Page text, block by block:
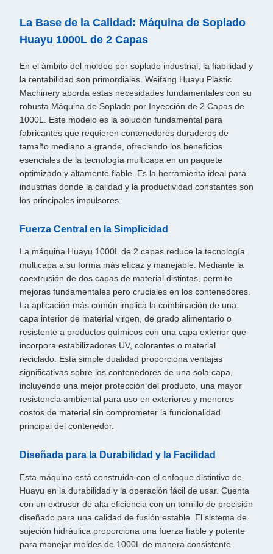
La Base de la Calidad: Máquina de Soplado
Huayu 1000L de 2 Capas
En el ámbito del moldeo por soplado industrial, la fiabilidad y
la rentabilidad son primordiales. Weifang Huayu Plastic
Machinery aborda estas necesidades fundamentales con su
robusta Máquina de Soplado por Inyección de 2 Capas de
1000L. Este modelo es la solución fundamental para
fabricantes que requieren contenedores duraderos de
tamaño mediano a grande, ofreciendo los beneficios
esenciales de la tecnología multicapa en un paquete
optimizado y altamente fiable. Es la herramienta ideal para
industrias donde la calidad y la productividad constantes son
los principales impulsores.
Fuerza Central en la Simplicidad
La máquina Huayu 1000L de 2 capas reduce la tecnología
multicapa a su forma más eficaz y manejable. Mediante la
coextrusión de dos capas de material distintas, permite
mejoras fundamentales pero cruciales en los contenedores.
La aplicación más común implica la combinación de una
capa interior de material virgen, de grado alimentario o
resistente a productos químicos con una capa exterior que
incorpora estabilizadores UV, colorantes o material
reciclado. Esta simple dualidad proporciona ventajas
significativas sobre los contenedores de una sola capa,
incluyendo una mejor protección del producto, una mayor
resistencia ambiental para uso en exteriores y menores
costos de material sin comprometer la funcionalidad
principal del contenedor.
Diseñada para la Durabilidad y la Facilidad
Esta máquina está construida con el enfoque distintivo de
Huayu en la durabilidad y la operación fácil de usar. Cuenta
con un extrusor de alta eficiencia con un tornillo de precisión
diseñado para una calidad de fusión estable. El sistema de
sujeción hidráulica proporciona una fuerza fiable y potente
para manejar moldes de 1000L de manera consistente.